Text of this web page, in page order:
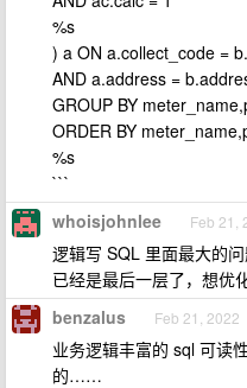
%s
) a ON a.collect_code =
AND a.address =
GROUP BY
ORDER BY
%s
```
whoisjohnlee Feb 21,
逻辑写 SQL 里面最大的
已经是最后一层了，想优
benzalus Feb 21, 2022
业务逻辑丰富的 sql 可读
的……